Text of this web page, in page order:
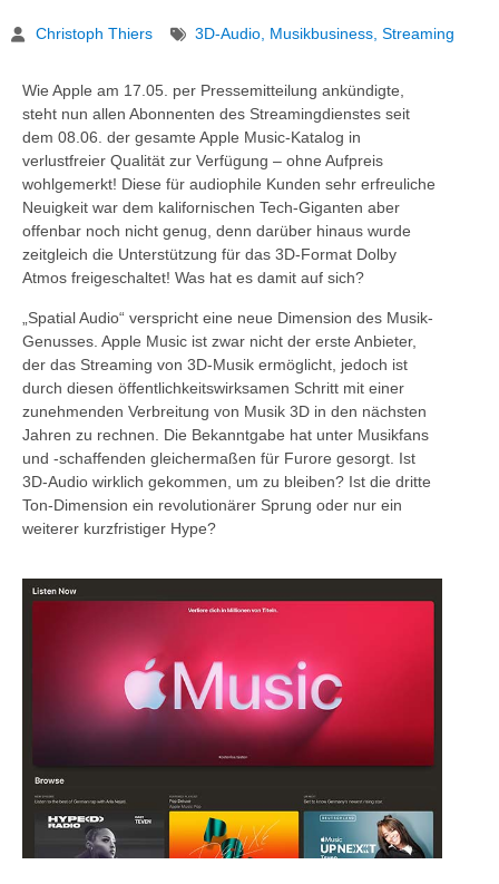
Christoph Thiers 3D-Audio, Musikbusiness, Streaming
Wie Apple am 17.05. per Pressemitteilung ankündigte,
steht nun allen Abonnenten des Streamingdienstes seit
dem 08.06. der gesamte Apple Music-Katalog in
verlustfreier Qualität zur Verfügung – ohne Aufpreis
wohlgemerkt! Diese für audiophile Kunden sehr erfreuliche
Neuigkeit war dem kalifornischen Tech-Giganten aber
offenbar noch nicht genug, denn darüber hinaus wurde
zeitgleich die Unterstützung für das 3D-Format Dolby
Atmos freigeschaltet! Was hat es damit auf sich?
„Spatial Audio“ verspricht eine neue Dimension des Musik-
Genusses. Apple Music ist zwar nicht der erste Anbieter,
der das Streaming von 3D-Musik ermöglicht, jedoch ist
durch diesen öffentlichkeitswirksamen Schritt mit einer
zunehmenden Verbreitung von Musik 3D in den nächsten
Jahren zu rechnen. Die Bekanntgabe hat unter Musikfans
und -schaffenden gleichermaßen für Furore gesorgt. Ist
3D-Audio wirklich gekommen, um zu bleiben? Ist die dritte
Ton-Dimension ein revolutionärer Sprung oder nur ein
weiterer kurzfristiger Hype?